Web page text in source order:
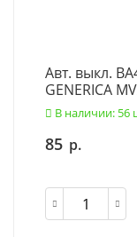
Авт. выкл.
GENERICA
В наличии: 56
85 р.